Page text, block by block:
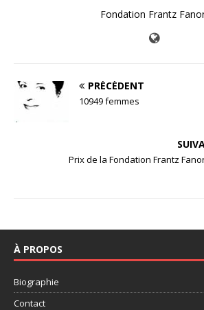
Fondation Frantz
PRÉCÉDENT
10949 femmes
Prix de la Fondation Frantz
À PROPOS
Biographie
Contact